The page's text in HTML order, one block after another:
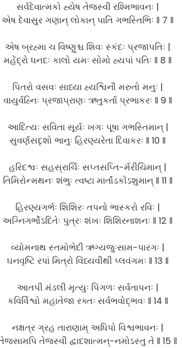
સર્વદેવાત્મકો હ્યેષ તેજસ્વી રશ્મિભાવનઃ |
એષ દેવાસુર ગણાન્ લોકાન્ પાતિ ગભસ્તિભિઃ ‖ 7 ‖
એષ બ્રહ્મા ચ વિષ્ણુશ્ચ શિવઃ સ્કંદઃ પ્રજાપતિઃ |
મહેંદ્રો ધનદઃ કાલો યમઃ સોમો હ્યપાં પતિઃ ‖ 8 ‖
પિતરો વસવઃ સાધ્યા હ્યશ્વિનૌ મરુતો મનુઃ |
વાયુર્વહ્નિઃ પ્રજાપ્રાણઃ ઋતુકર્તા પ્રભાકરઃ ‖ 9 ‖
આદિત્યઃ સવિતા સૂર્યઃ ખગઃ પૂષા ગભસ્તિમાન્ |
સુવર્ણસદૃશો ભાનુઃ હિરણ્યરેતા દિવાકરઃ ‖ 10 ‖
હરિદશ્વઃ સહસ્રાર્ચિઃ સપ્તસપ્તિ-ર્મરીચિમાન્ |
તિમિરોન્મથનઃ શંભુઃ ત્વષ્ટા માર્તાંડકોંઽશુમાન્ ‖ 11 ‖
હિરણ્યગર્ભઃ શિશિરઃ તપનો ભાસ્કરો રવિઃ |
અગ્નિગર્ભોઽદિતેઃ પુત્રઃ શંખઃ શિશિરનાશનઃ ‖ 12 ‖
વ્યોમનાથ સ્તમોભેદી ઋગ્યજુઃસામ-પારગઃ |
ઘનવૃષ્ટિ રપાં મિત્રો વિંધ્યવીથી પ્લવંગમઃ ‖ 13 ‖
આતપી મંડલી મૃત્યુઃ પિંગળઃ સર્વતાપનઃ |
કવિર્વિશ્વો મહાતેજા રક્તઃ સર્વભવોદ્ભવઃ ‖ 14 ‖
નક્ષત્ર ગ્રહ તારાણામ્ અધિપો વિશ્વભાવનઃ |
તેજસ્વી દ્વાદશાત્મન્-નમોઽસ્તુ તે ‖ 15 ‖